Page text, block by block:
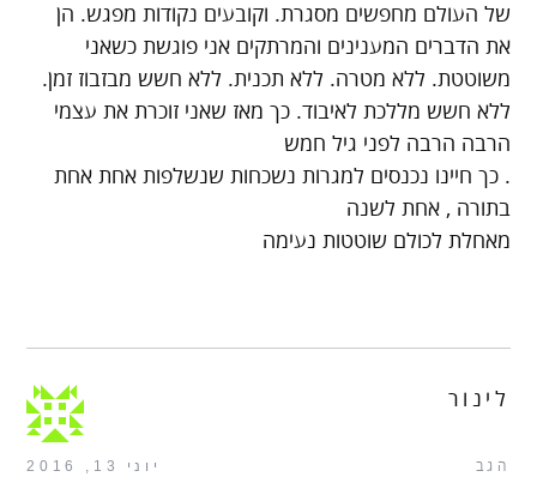
של העולם מחפשים מסגרת. וקובעים נקודות מפגש. הן
את הדברים המענינים והמרתקים אני פוגשת כשאני
משוטטת. ללא מטרה. ללא תכנית. ללא חשש מבזבוז זמן.
ללא חשש מללכת לאיבוד. כך מאז שאני זוכרת את עצמי
הרבה הרבה לפני גיל חמש
. כך חיינו נכנסים למגרות נשכחות שנשלפות אחת אחת
בתורה , אחת לשנה
מאחלת לכולם שוטטות נעימה
הגב יוני 13, 2016
לינור